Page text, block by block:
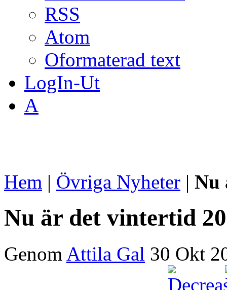
RSS
Atom
Oformaterad text
LogIn-Ut
A
Hem | Övriga Nyheter | Nu
Nu är det vintertid
Genom Attila Gal 30 Okt